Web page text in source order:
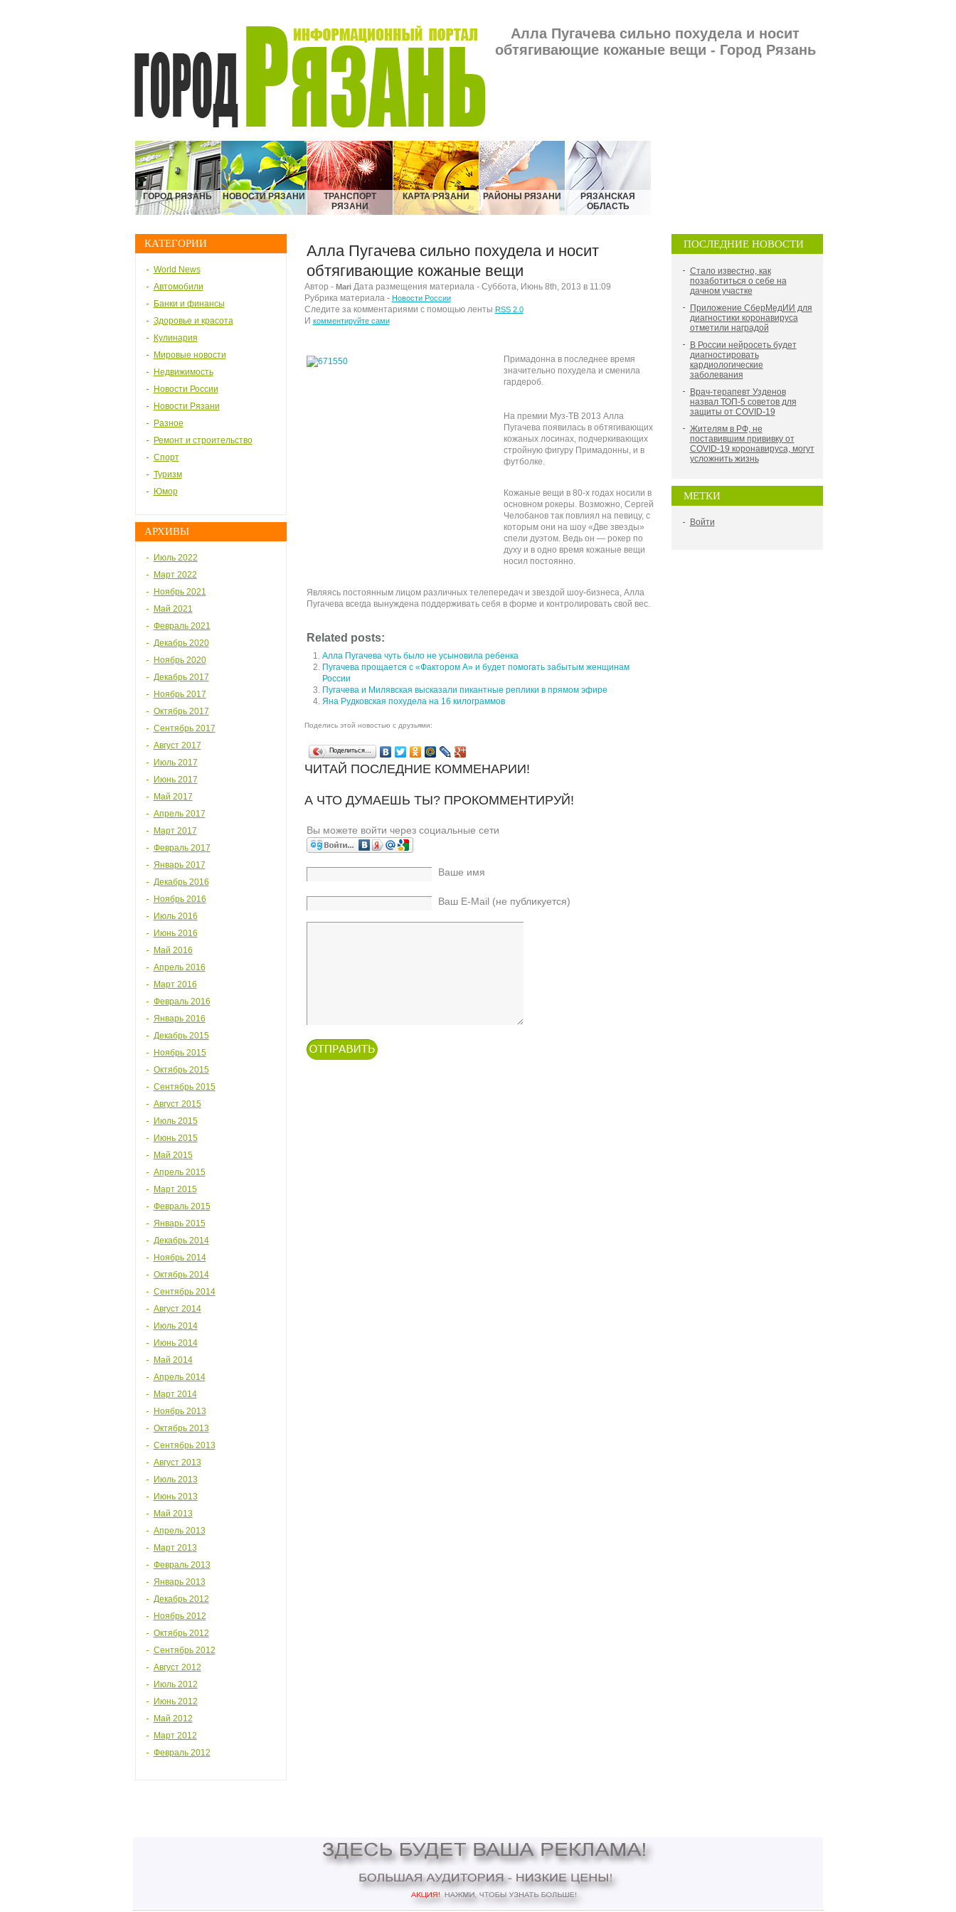
Алла Пугачева сильно похудела и носит
обтягивающие кожаные вещи - Город Рязань
ГОРОД РЯЗАНЬ НОВОСТИ РЯЗАНИ
ТРАНСПОРТ
РЯЗАНИ
КАРТА РЯЗАНИ РАЙОНЫ РЯЗАНИ
РЯЗАНСКАЯ
ОБЛАСТЬ
КАТЕГОРИИ
World News
Автомобили
Банки и финансы
Здоровье и красота
Кулинария
Мировые новости
Недвижимость
Новости России
Новости Рязани
Разное
Ремонт и строительство
Спорт
Туризм
Юмор
АРХИВЫ
Июль 2022
Март 2022
Ноябрь 2021
Май 2021
Февраль 2021
Декабрь 2020
Ноябрь 2020
Декабрь 2017
Ноябрь 2017
Октябрь 2017
Сентябрь 2017
Август 2017
Июль 2017
Июнь 2017
Май 2017
Апрель 2017
Март 2017
Февраль 2017
Январь 2017
Декабрь 2016
Ноябрь 2016
Июль 2016
Июнь 2016
Май 2016
Апрель 2016
Март 2016
Февраль 2016
Январь 2016
Декабрь 2015
Ноябрь 2015
Октябрь 2015
Сентябрь 2015
Август 2015
Июль 2015
Июнь 2015
Май 2015
Апрель 2015
Март 2015
Февраль 2015
Январь 2015
Декабрь 2014
Ноябрь 2014
Октябрь 2014
Сентябрь 2014
Август 2014
Июль 2014
Июнь 2014
Май 2014
Апрель 2014
Март 2014
Ноябрь 2013
Октябрь 2013
Сентябрь 2013
Август 2013
Июль 2013
Июнь 2013
Май 2013
Апрель 2013
Март 2013
Февраль 2013
Январь 2013
Декабрь 2012
Ноябрь 2012
Октябрь 2012
Сентябрь 2012
Август 2012
Июль 2012
Июнь 2012
Май 2012
Март 2012
Февраль 2012
ПОСЛЕДНИЕ НОВОСТИ
Стало известно, как
позаботиться о себе на
дачном участке
Приложение СберМедИИ для
диагностики коронавируса
отметили наградой
В России нейросеть будет
диагностировать
кардиологические
заболевания
Врач-терапевт Узденов
назвал ТОП-5 советов для
защиты от COVID-19
Жителям в РФ, не
поставившим прививку от
COVID-19 коронавируса, могут
усложнить жизнь
МЕТКИ
Войти
Алла Пугачева сильно похудела и носит
обтягивающие кожаные вещи
Автор - MariДата размещения материала - Суббота, Июнь 8th, 2013 в 11:09
Рубрика материала - Новости России
Следите за комментариями с помощью ленты RSS 2.0
И комментируйте сами
Примадонна в последнее время
значительно похудела и сменила
гардероб.
На премии Муз-ТВ 2013 Алла
Пугачева появилась в обтягивающих
кожаных лосинах, подчеркивающих
стройную фигуру Примадонны, и в
футболке.
Кожаные вещи в 80-х годах носили в
основном рокеры. Возможно, Сергей
Челобанов так повлиял на певицу, с
которым они на шоу «Две звезды»
спели дуэтом. Ведь он — рокер по
духу и в одно время кожаные вещи
носил постоянно.
Являясь постоянным лицом различных телепередач и звездой шоу-бизнеса, Алла
Пугачева всегда вынуждена поддерживать себя в форме и контролировать свой вес.
Related posts:
Алла Пугачева чуть было не усыновила ребенка
Пугачева прощается с «Фактором А» и будет помогать забытым женщинам
России
Пугачева и Милявская высказали пикантные реплики в прямом эфире
Яна Рудковская похудела на 16 килограммов
Поделись этой новостью с друзьями:
Поделиться…
ЧИТАЙ ПОСЛЕДНИЕ КОММЕНАРИИ!
А ЧТО ДУМАЕШЬ ТЫ? ПРОКОММЕНТИРУЙ!
Вы можете войти через социальные сети
Ваше имя
Ваш E-Mail (не публикуется)